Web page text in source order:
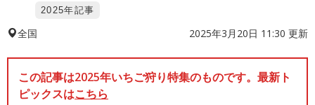
2025年記事
全国 2025年3月20日 11:30 更新
この記事は2025年いちご狩り特集のものです。最新ト
ピックスはこちら